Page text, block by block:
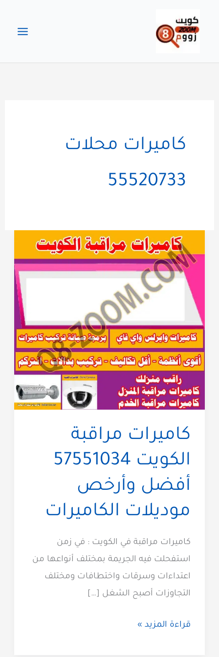
المحتوى
كاميرات محلات
55520733
كاميرات مراقبة
الكويت 57551034
أفضل وأرخص
موديلات الكاميرات
كاميرات مراقبة في الكويت : في زمن
استفحلت فيه الجريمة بمختلف أنواعها من
اعتداءات وسرقات واختطافات ومختلف
التجاوزات أصبح الشغل […]
كاميرات
قراءة المزيد »